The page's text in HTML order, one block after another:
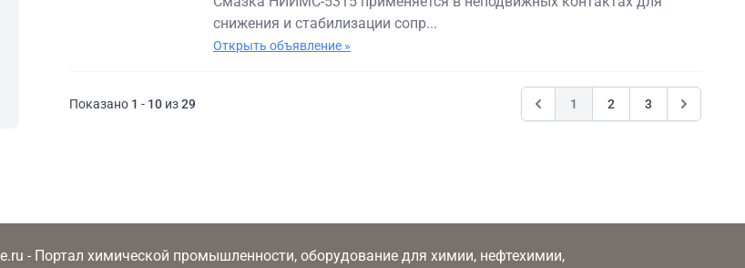
снижения и стабилизации сопр...
Открыть объявление »
Показано 1 - 10 из29 1 2 3
- Портал химической промышленности, оборудование для химии, нефтехимии,